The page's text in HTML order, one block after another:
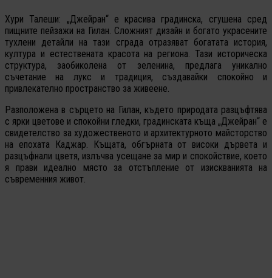
Хури Талеши: „Джейран“ е красива градинска, сгушена сред
пищните пейзажи на Гилан. Сложният дизайн и богато украсените
тухлени детайли на тази сграда отразяват богатата история,
култура и естествената красота на региона. Тази историческа
структура, заобиколена от зеленина, предлага уникално
съчетание на лукс и традиция, създавайки спокойно и
привлекателно пространство за живеене.
Разположена в сърцето на Гилан, където природата разцъфтява
с ярки цветове и спокойни гледки, градинската къща „Джейран“ е
свидетелство за художественото и архитектурното майсторство
на епохата Каджар. Къщата, обгърната от високи дървета и
разцъфнали цветя, излъчва усещане за мир и спокойствие, което
я прави идеално място за отстъпление от изискванията на
съвременния живот.